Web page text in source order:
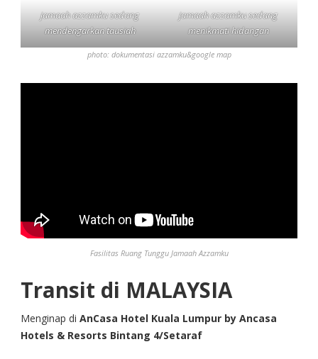
jamaah azzamku sedang
mendengarkan tausiah
jamaah azzamku sedang
menikmati hidangan
photo: dokumentasi azzamku&google map
Fasilitas Ruang Tunggu Jamaah Azzamku
Transit di MALAYSIA
Menginap di AnCasa Hotel Kuala Lumpur by Ancasa
Hotels & Resorts Bintang 4/Setaraf